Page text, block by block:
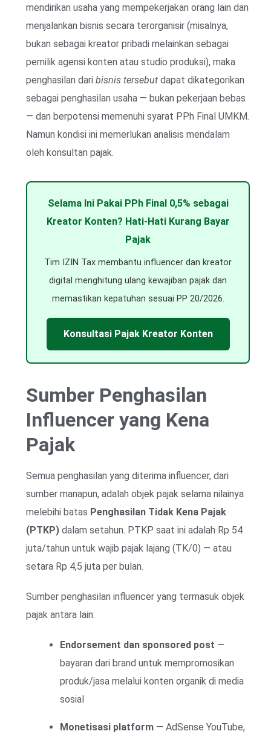
mendirikan usaha yang mempekerjakan orang lain dan
menjalankan bisnis secara terorganisir (misalnya,
bukan sebagai kreator pribadi melainkan sebagai
pemilik agensi konten atau studio produksi), maka
penghasilan dari bisnis tersebut dapat dikategorikan
sebagai penghasilan usaha — bukan pekerjaan bebas
— dan berpotensi memenuhi syarat PPh Final UMKM.
Namun kondisi ini memerlukan analisis mendalam
oleh konsultan pajak.
Selama Ini Pakai PPh Final 0,5% sebagai
Kreator Konten? Hati-Hati Kurang Bayar
Pajak
Tim IZIN Tax membantu influencer dan kreator
digital menghitung ulang kewajiban pajak dan
memastikan kepatuhan sesuai PP 20/2026.
Konsultasi Pajak Kreator Konten
Sumber Penghasilan
Influencer yang Kena
Pajak
Semua penghasilan yang diterima influencer, dari
sumber manapun, adalah objek pajak selama nilainya
melebihi batas Penghasilan Tidak Kena Pajak
(PTKP) dalam setahun. PTKP saat ini adalah Rp 54
juta/tahun untuk wajib pajak lajang (TK/0) — atau
setara Rp 4,5 juta per bulan.
Sumber penghasilan influencer yang termasuk objek
pajak antara lain:
Endorsement dan sponsored post —
bayaran dari brand untuk mempromosikan
produk/jasa melalui konten organik di media
sosial
Monetisasi platform — AdSense YouTube,